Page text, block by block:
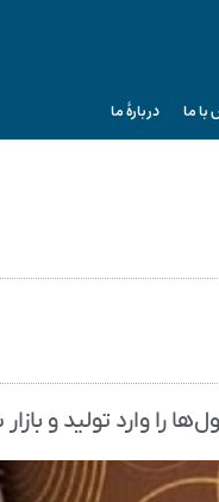
ما دربارۀ ما
را وارد تولید و